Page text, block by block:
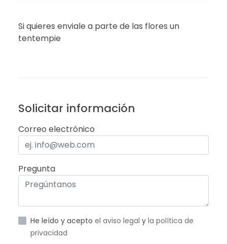
Si quieres enviale a parte de las flores un
tentempie
Solicitar información
Correo electrónico
Pregunta
He leído y acepto el aviso legal y la política de
privacidad